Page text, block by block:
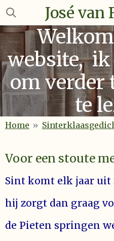
Ga
naar
de
hoofdinhoud
José van
website,
om verder
te
Home »
Voor een stoute
Sint komt elk jaar uit
hij zorgt dan graag
de Pieten springen